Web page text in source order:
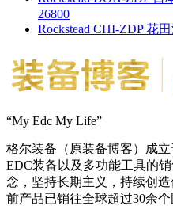
26800
Rockstead CHI-ZDP 花
“My Edc My Life”
格尔装备（原装备博客）成立
EDC装备以及多功能工具的
念，坚持长期主义，持续创
前产品已销往全球超过30余